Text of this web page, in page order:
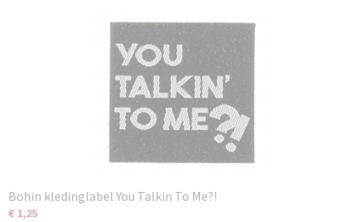
Bohin kledinglabel You Talkin To Me?!
€ 1,25